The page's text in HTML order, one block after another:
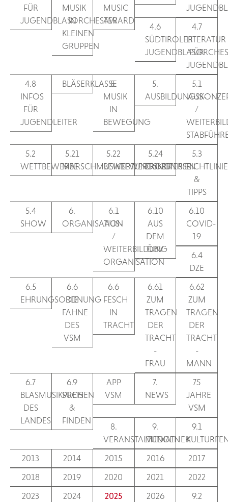
FÜR
JUGENDBLASORCHESTER
MUSIK
IN
KLEINEN
GRUPPEN
MUSIC
AWARD
4.6
SÜDTIROLER
4.7
LITERATUR
FÜR
4.8
INFOS
FÜR
JUGENDLEITER
BLÄSERKLASSE
5.
MUSIK
IN
BEWEGUNG
5.
5.1
AUS-
/
5.2
WETTBEWERBE
5.21
MARSCHMUSIKBEWERTUNG
5.22
BEWERTUNGSKRITERIEN
5.24
ERGEBNISSE
5.3
&
TIPPS
5.4
SHOW
6.
ORGANISATION
6.1
AUS-
/
WEITERBILDUNG
ORGANISATION
6.10
AUS
DEM
ÖBV
6.10
COVID-
19
6.4
DZE
6.5
EHRUNGSORDNUNG
6.6
DIE
FAHNE
DES
VSM
6.6
FESCH
IN
TRACHT
6.61
ZUM
TRAGEN
DER
TRACHT
-
FRAU
6.62
ZUM
TRAGEN
DER
TRACHT
-
MANN
6.7
BLASMUSIKPREIS
DES
LANDES
6.9
SUCHEN
&
FINDEN
APP
VSM
7.
NEWS
75
JAHRE
VSM
8.
VERANSTALTUNGEN
9.
MEDIATHEK
9.1
2013
2014 2015 2016
2017
2018
2019 2020 2021
2022
2023
2024 2025 2026
9.2